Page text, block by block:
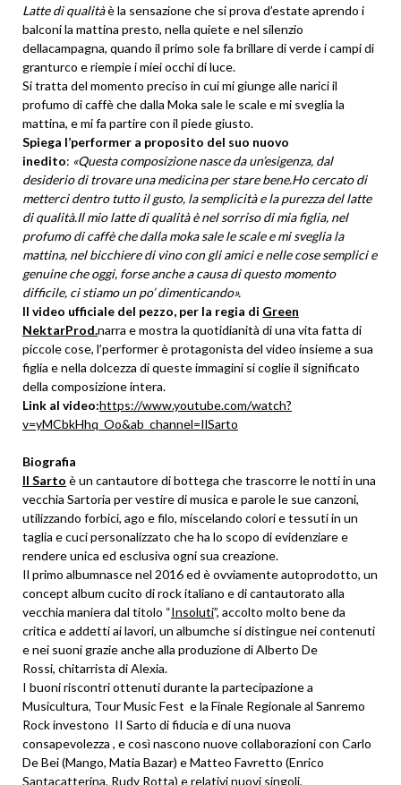
Latte di qualitàè la sensazione che si prova d’estate aprendo i
balconi la mattina presto, nella quiete e nel silenzio
dellacampagna, quando il primo sole fa brillare di verde i campi di
granturco e riempie i miei occhi di luce.
Si tratta del momento preciso in cui mi giunge alle narici il
profumo di caffè che dalla Moka sale le scale e mi sveglia la
mattina, e mi fa partire con il piede giusto.
Spiega l’performer a proposito del suo nuovo
inedito: «Questa composizione nasce da un’esigenza, dal
desiderio di trovare una medicina per stare bene.Ho cercato di
metterci dentro tutto il gusto, la semplicità e la purezza del latte
di qualità.Il mio latte di qualità è nel sorriso di mia figlia, nel
profumo di caffè che dalla moka sale le scale e mi sveglia la
mattina, nel bicchiere di vino con gli amici e nelle cose semplici e
genuine che oggi, forse anche a causa di questo momento
difficile, ci stiamo un po’ dimenticando».
Il video ufficiale del pezzo, per la regia di Green
NektarProd.narra e mostra la quotidianità di una vita fatta di
piccole cose, l’performer è protagonista del video insieme a sua
figlia e nella dolcezza di queste immagini si coglie il significato
della composizione intera.
Link al video:https://www.youtube.com/watch?
v=yMCbkHhq_Oo&ab_channel=IlSarto
Biografia
Il Sarto è un cantautore di bottega che trascorre le notti in una
vecchia Sartoria per vestire di musica e parole le sue canzoni,
utilizzando forbici, ago e filo, miscelando colori e tessuti in un
taglia e cuci personalizzato che ha lo scopo di evidenziare e
rendere unica ed esclusiva ogni sua creazione.
Il primo albumnasce nel 2016 ed è ovviamente autoprodotto, un
concept album cucito di rock italiano e di cantautorato alla
vecchia maniera dal titolo “Insoluti”, accolto molto bene da
critica e addetti ai lavori, un albumche si distingue nei contenuti
e nei suoni grazie anche alla produzione di Alberto De
Rossi, chitarrista di Alexia.
I buoni riscontri ottenuti durante la partecipazione a
Musicultura, Tour Music Fest e la Finale Regionale al Sanremo
Rock investono II Sarto di fiducia e di una nuova
consapevolezza , e così nascono nuove collaborazioni con Carlo
De Bei (Mango, Matia Bazar) e Matteo Favretto (Enrico
Santacatterina, Rudy Rotta) e relativi nuovi singoli,